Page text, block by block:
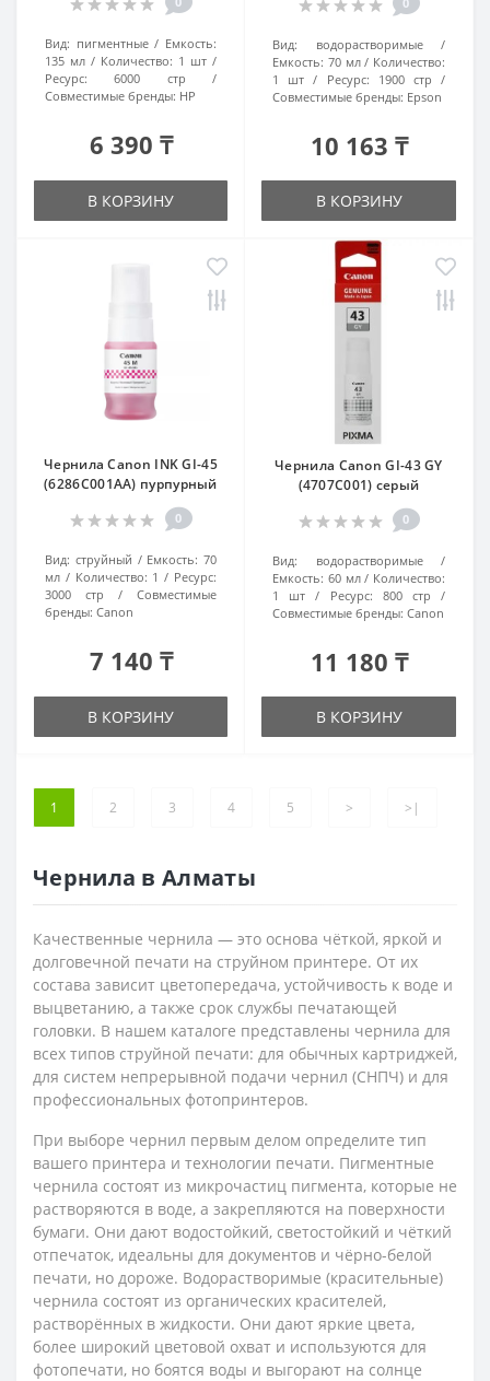
Вид: пигментные
Емкость:
135 мл
Количество: 1 шт
Ресурс:
6000 стр
Совместимые бренды: HP
6 390 ₸
В КОРЗИНУ
Вид:
водорастворимые
Емкость: 70 мл
Количество:
1 шт
Ресурс:
1900 стр
Совместимые бренды: Epson
10 163 ₸
В КОРЗИНУ
Чернила Canon INK GI-45
(6286C001AA) пурпурный
0
Вид: струйный Емкость: 70
мл
Количество: 1
Ресурс:
3000 стр
Совместимые
бренды: Canon
7 140 ₸
В КОРЗИНУ
Чернила Canon GI-43 GY
(4707C001) серый
0
Вид:
водорастворимые
Емкость: 60 мл
Количество:
1 шт
Ресурс:
800 стр
Совместимые бренды: Canon
11 180 ₸
В КОРЗИНУ
1 2 3 4 5 > >|
Чернила в Алматы
Качественные чернила — это основа чёткой, яркой и
долговечной печати на струйном принтере. От их
состава зависит цветопередача, устойчивость к воде и
выцветанию, а также срок службы печатающей
головки. В нашем каталоге представлены чернила для
всех типов струйной печати: для обычных картриджей,
для систем непрерывной подачи чернил (СНПЧ) и для
профессиональных фотопринтеров.
При выборе чернил первым делом определите тип
вашего принтера и технологии печати. Пигментные
чернила состоят из микрочастиц пигмента, которые не
растворяются в воде, а закрепляются на поверхности
бумаги. Они дают водостойкий, светостойкий и чёткий
отпечаток, идеальны для документов и чёрно-белой
печати, но дороже. Водорастворимые (красительные)
чернила состоят из органических красителей,
растворённых в жидкости. Они дают яркие цвета,
более широкий цветовой охват и используются для
фотопечати, но боятся воды и выгорают на солнце